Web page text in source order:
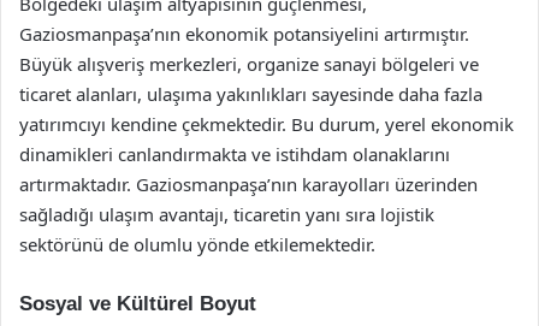
Gaziosmanpaşa’nın ekonomik potansiyelini artırmıştır.
Büyük alışveriş merkezleri, organize sanayi bölgeleri ve
ticaret alanları, ulaşıma yakınlıkları sayesinde daha fazla
yatırımcıyı kendine çekmektedir. Bu durum, yerel ekonomik
dinamikleri canlandırmakta ve istihdam olanaklarını
artırmaktadır. Gaziosmanpaşa’nın karayolları üzerinden
sağladığı ulaşım avantajı, ticaretin yanı sıra lojistik
sektörünü de olumlu yönde etkilemektedir.
Sosyal ve Kültürel Boyut